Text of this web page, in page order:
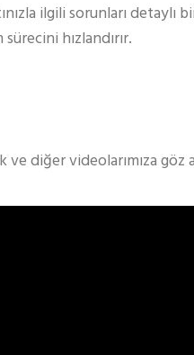
ilgili sorunları detaylı
hızlandırır.
ve diğer videolarımıza